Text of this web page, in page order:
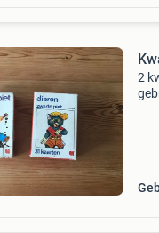
2